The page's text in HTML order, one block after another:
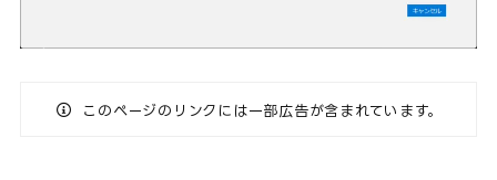
このページのリンクには一部広告が含まれています。